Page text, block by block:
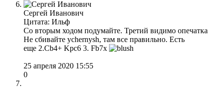
Сергей Иванович
Цитата: Ильф
Со вторым ходом подумайте. Третий видимо опечатка
Не сбивайте ychernysh, там все правильно. Есть
еще 2.Cb4+ Kpс6 3. Fb7x
25 апреля 2020 15:55
0